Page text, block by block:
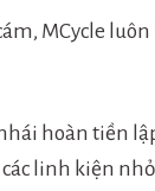
MCycle
hoàn tiền
linh kiện